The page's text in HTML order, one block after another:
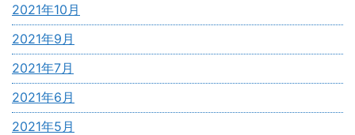
2021年10月
2021年9月
2021年7月
2021年6月
2021年5月